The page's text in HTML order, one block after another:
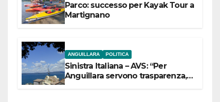
Parco: successo per Kayak Tour a
Martignano
ANGUILLARA POLITICA
Sinistra Italiana – AVS: “Per
Anguillara servono trasparenza,